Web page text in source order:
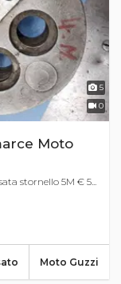
5
0
Moto
stornello 5M € 5...
Moto Guzzi